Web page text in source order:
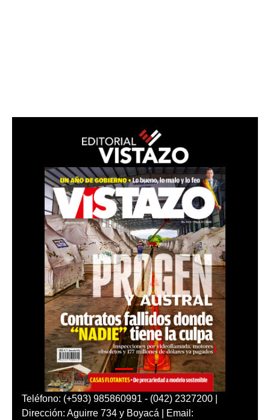
Teléfono: (+593) 985860991 - (042) 2327200 |
Dirección: Aguirre 734 y Boyacá | Email: